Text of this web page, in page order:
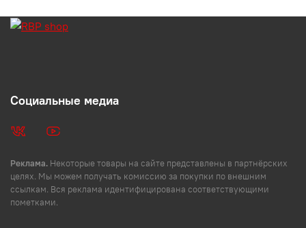
Социальные медиа
Реклама. Некоторые товары на сайте представлены в партнёрских
целях. Мы можем получать комиссию за покупки по внешним
ссылкам. Вся реклама идентифицирована соответствующими
пометками.